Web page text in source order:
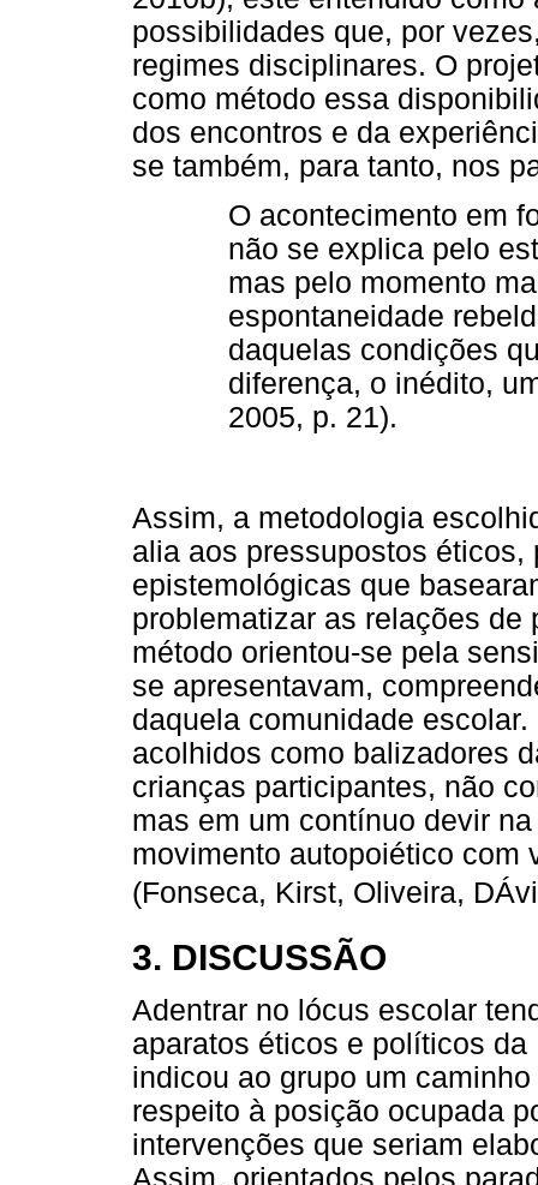
possibilidades que, por
regimes disciplinares. O
como método essa
dos encontros e da
se também, para tanto, nos
O acontecimento em
não se explica pelo
mas pelo momento
espontaneidade
daquelas condições
diferença, o inédito,
2005, p. 21).
Assim, a metodologia
alia aos pressupostos
epistemológicas que
problematizar as relações de
método orientou-se pela
se apresentavam,
daquela comunidade
acolhidos como balizadores
crianças participantes, não
mas em um contínuo devir
movimento autopoiético com
(Fonseca, Kirst, Oliveira,
3. DISCUSSÃO
Adentrar no lócus escolar
aparatos éticos e políticos
indicou ao grupo um
respeito à posição ocupada
intervenções que seriam